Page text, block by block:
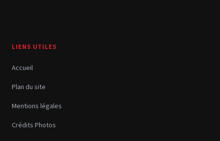
LIENS UTILES
Accueil
Plan du site
Mentions légales
Crédits Photos